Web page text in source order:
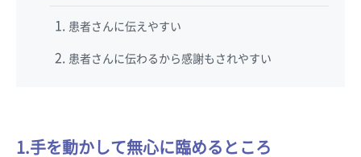
患者さんに伝えやすい
患者さんに伝わるから感謝もされやすい
1.手を動かして無心に臨めるところ